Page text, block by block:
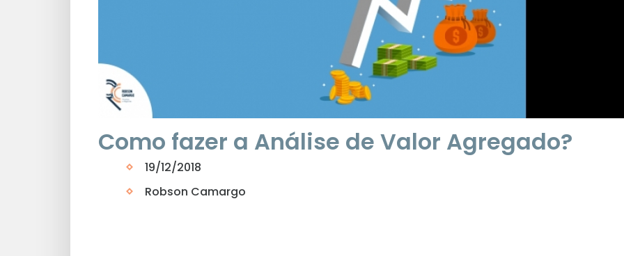
Como fazer a Análise de Valor Agregado?
19/12/2018
Robson Camargo